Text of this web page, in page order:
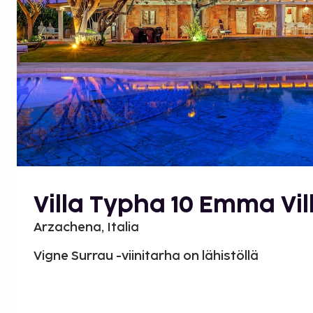
Villa Typha 10 Emma
Arzachena, Italia
Vigne Surrau -viinitarha on lähistöllä